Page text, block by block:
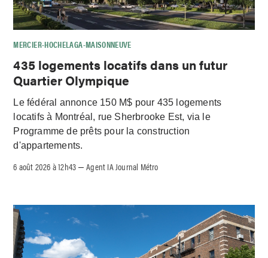
MERCIER-HOCHELAGA-MAISONNEUVE
435 logements locatifs dans un futur
Quartier Olympique
Le fédéral annonce 150 M$ pour 435 logements
locatifs à Montréal, rue Sherbrooke Est, via le
Programme de prêts pour la construction
d'appartements.
6 août 2026 à 12h43 –Agent IA Journal Métro